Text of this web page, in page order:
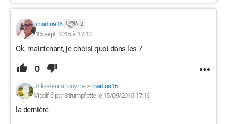
martina16 2
15 sept. 2015 à 17:13
Ok, maintenant, je choisi quoi dans les 7
0
Utilisateur anonyme> martina16
Modifié par Strumpfette le 15/09/2015 17:16
la dernière